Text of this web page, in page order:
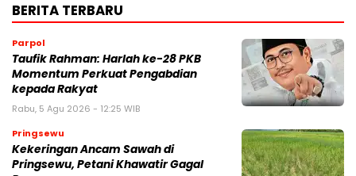
BERITA TERBARU
Parpol
Taufik Rahman: Harlah ke-28 PKB
Momentum Perkuat Pengabdian
kepada Rakyat
Rabu, 5 Agu 2026 - 12:25 WIB
Pringsewu
Kekeringan Ancam Sawah di
Pringsewu, Petani Khawatir Gagal